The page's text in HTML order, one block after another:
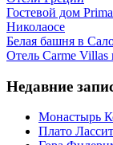
Гостевой дом
Николаосе
Белая башня в
Отель Carme
Недавние
Монастырь
Плато